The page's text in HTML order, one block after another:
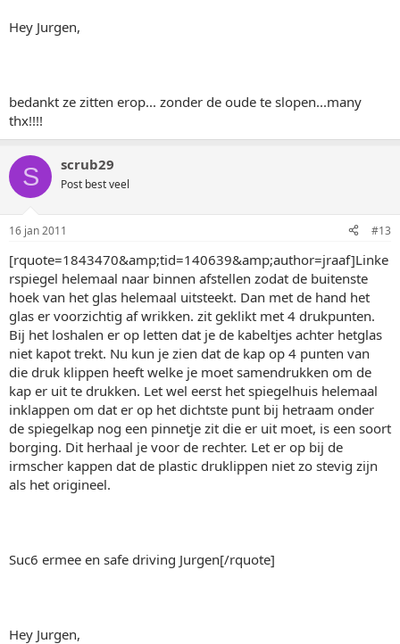
Hey Jurgen,
bedankt ze zitten erop... zonder de oude te slopen...many
thx!!!!
S scrub29
Post best veel
16 jan 2011 #13
[rquote=1843470&amp;tid=140639&amp;author=jraaf]Linke
rspiegel helemaal naar binnen afstellen zodat de buitenste
hoek van het glas helemaal uitsteekt. Dan met de hand het
glas er voorzichtig af wrikken. zit geklikt met 4 drukpunten.
Bij het loshalen er op letten dat je de kabeltjes achter hetglas
niet kapot trekt. Nu kun je zien dat de kap op 4 punten van
die druk klippen heeft welke je moet samendrukken om de
kap er uit te drukken. Let wel eerst het spiegelhuis helemaal
inklappen om dat er op het dichtste punt bij hetraam onder
de spiegelkap nog een pinnetje zit die er uit moet, is een soort
borging. Dit herhaal je voor de rechter. Let er op bij de
irmscher kappen dat de plastic druklippen niet zo stevig zijn
als het origineel.
Suc6 ermee en safe driving Jurgen[/rquote]
Hey Jurgen,